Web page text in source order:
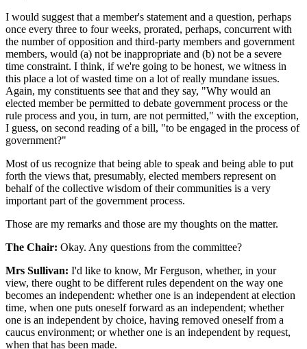
I would suggest that a member's statement and a question, perhaps
once every three to four weeks, prorated, perhaps, concurrent with
the number of opposition and third-party members and government
members, would (a) not be inappropriate and (b) not be a severe
time constraint. I think, if we're going to be honest, we witness in
this place a lot of wasted time on a lot of really mundane issues.
Again, my constituents see that and they say, "Why would an
elected member be permitted to debate government process or the
rule process and you, in turn, are not permitted," with the exception,
I guess, on second reading of a bill, "to be engaged in the process of
government?"
Most of us recognize that being able to speak and being able to put
forth the views that, presumably, elected members represent on
behalf of the collective wisdom of their communities is a very
important part of the government process.
Those are my remarks and those are my thoughts on the matter.
The Chair: Okay. Any questions from the committee?
Mrs Sullivan: I'd like to know, Mr Ferguson, whether, in your
view, there ought to be different rules dependent on the way one
becomes an independent: whether one is an independent at election
time, when one puts oneself forward as an independent; whether
one is an independent by choice, having removed oneself from a
caucus environment; or whether one is an independent by request,
when that has been made.